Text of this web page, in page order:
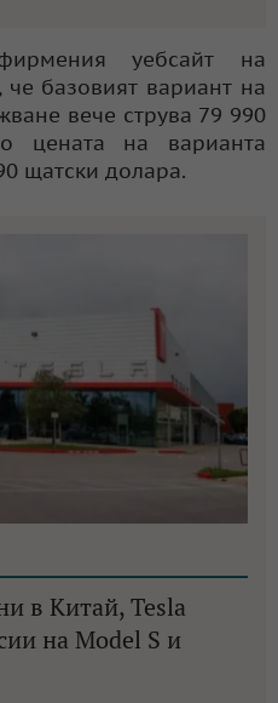
уебсайт на
базовият вариант на
вече струва 79 990
цената на варианта
щатски долара.
в Китай, Tesla
на Model S и